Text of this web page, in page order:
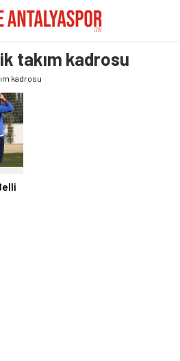
takım kadrosu
kadrosu